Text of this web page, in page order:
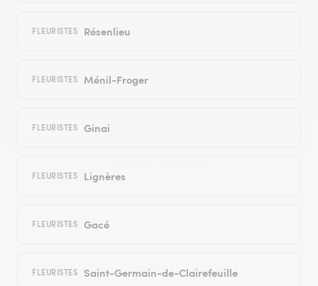
FLEURISTES Résenlieu
FLEURISTES Ménil-Froger
FLEURISTES Ginai
FLEURISTES Lignères
FLEURISTES Gacé
FLEURISTES Saint-Germain-de-Clairefeuille